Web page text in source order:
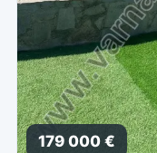
179 000 €